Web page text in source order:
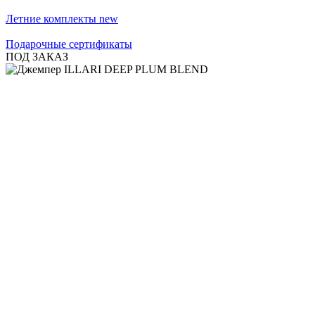
Летние комплекты new
Подарочные сертификаты
ПОД ЗАКАЗ